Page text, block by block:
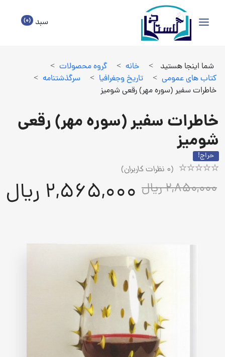
سبد (0)
شما اینجا هستید > خانه > گروه محصولات >
كتاب هاي عمومي > تاريخ وجغرافيا > سرگذشتنامه >
خاطرات سفیر (سوره مهر) رقعی شومیز
خاطرات سفیر (سوره مهر) رقعی
شومیز
حراج!
5.00
(
0 نظرات کاربران)
2,850,000 ریال 2,565,000 ریال